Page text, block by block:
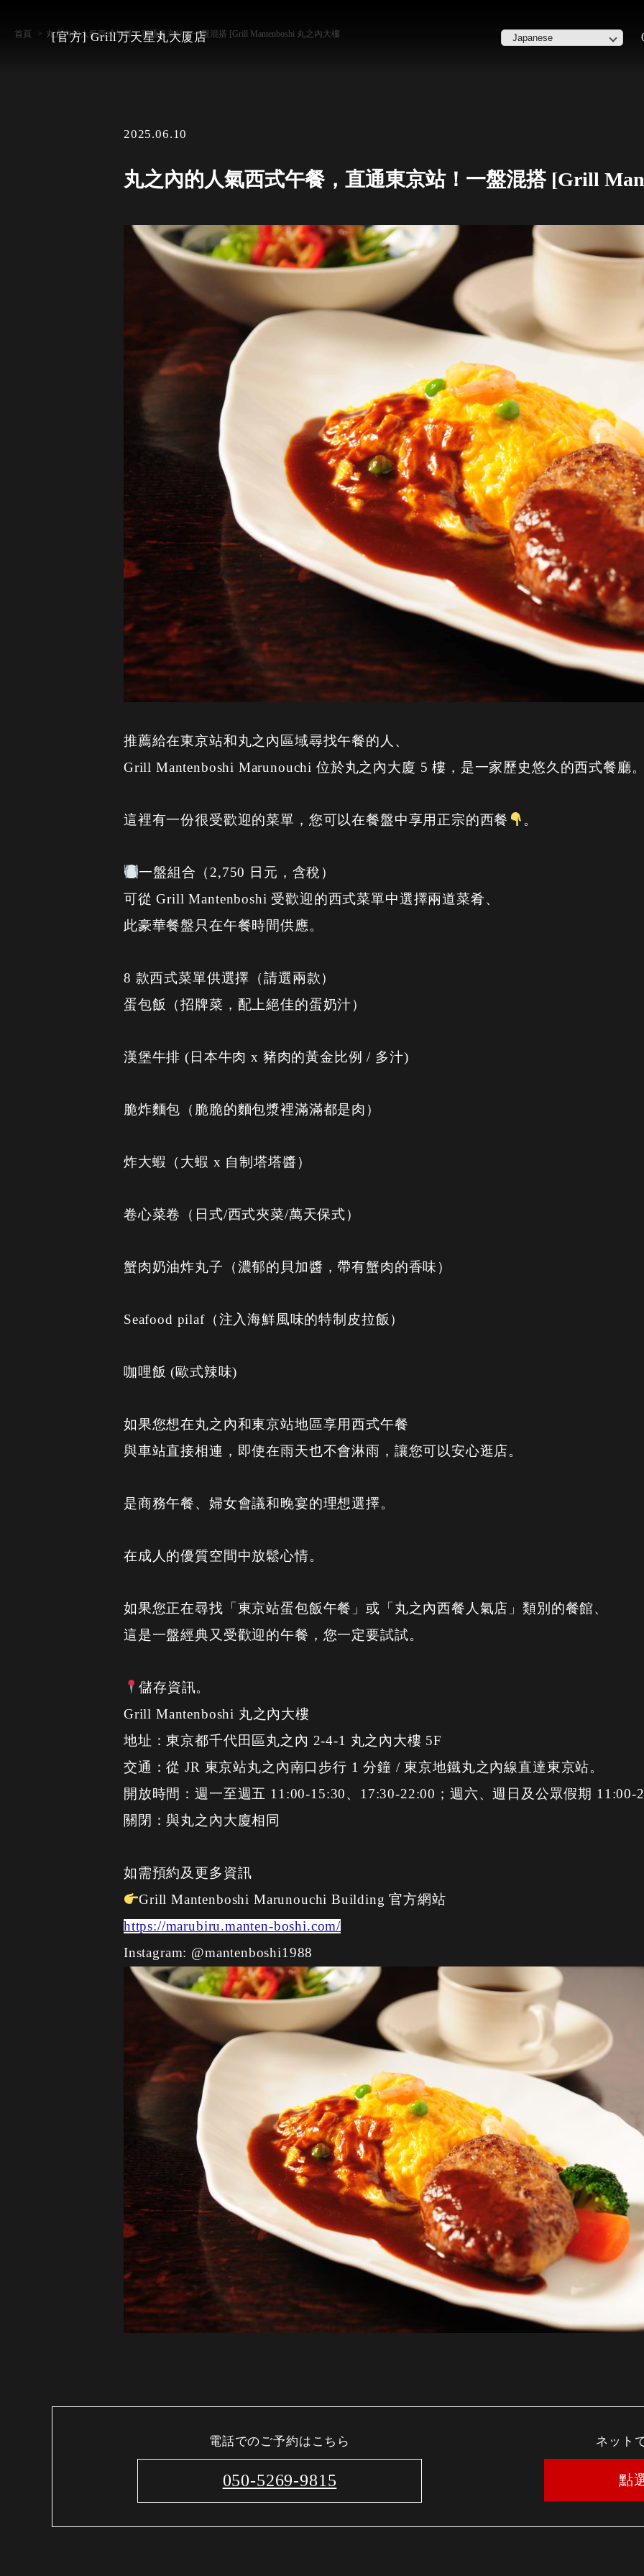
[官方] Grill万天星丸大厦店
首頁 丸之內的人氣西式午餐，直通東京站！一盤混搭 [Grill Mantenboshi 丸之內大樓
2025.06.10
丸之內的人氣西式午餐，直通東京站！一盤混搭 [Grill
推薦給在東京站和丸之內區域尋找午餐的人、
Grill Mantenboshi Marunouchi 位於丸之內大廈 5 樓，是一家歷史悠久的西式餐廳
這裡有一份很受歡迎的菜單，您可以在餐盤中享用正宗的西餐 。
一盤組合（2,750 日元，含稅）
可從 Grill Mantenboshi 受歡迎的西式菜單中選擇兩道菜肴、
此豪華餐盤只在午餐時間供應。
8 款西式菜單供選擇（請選兩款）
蛋包飯（招牌菜，配上絕佳的蛋奶汁）
漢堡牛排 (日本牛肉 x 豬肉的黃金比例 / 多汁)
脆炸麵包（脆脆的麵包漿裡滿滿都是肉）
炸大蝦（大蝦 x 自制塔塔醬）
卷心菜卷（日式/西式夾菜/萬天保式）
蟹肉奶油炸丸子（濃郁的貝加醬，帶有蟹肉的香味）
Seafood pilaf（注入海鮮風味的特制皮拉飯）
咖哩飯 (歐式辣味)
如果您想在丸之內和東京站地區享用西式午餐
與車站直接相連，即使在雨天也不會淋雨，讓您可以安心逛店。
是商務午餐、婦女會議和晚宴的理想選擇。
在成人的優質空間中放鬆心情。
如果您正在尋找「東京站蛋包飯午餐」或「丸之內西餐人氣店」類別的餐館、
這是一盤經典又受歡迎的午餐，您一定要試試。
儲存資訊。
Grill Mantenboshi 丸之內大樓
地址：東京都千代田區丸之內 2-4-1 丸之內大樓 5F
交通：從 JR 東京站丸之內南口步行 1 分鐘 / 東京地鐵丸之內線直達東京站。
開放時間：週一至週五 11:00-15:30、17:30-22:00；週六、週日及公眾假期 11:00-
關閉：與丸之內大廈相同
如需預約及更多資訊
Grill Mantenboshi Marunouchi Building 官方網站
https://marubiru.manten-boshi.com/
Instagram: @mantenboshi1988
電話でのご予約はこちら
050-5269-9815
ネット
點